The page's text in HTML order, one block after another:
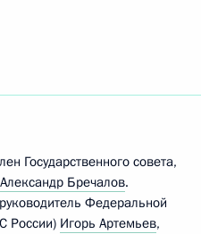
Государственного совета,
Александр Бречалов.
Федеральной
России) Игорь Артемьев,